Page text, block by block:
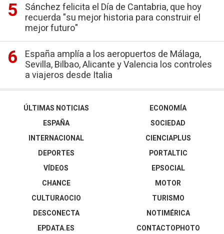
Sánchez felicita el Día de Cantabria, que hoy
recuerda "su mejor historia para construir el
mejor futuro"
España amplía a los aeropuertos de Málaga,
Sevilla, Bilbao, Alicante y Valencia los controles
a viajeros desde Italia
ÚLTIMAS NOTICIAS
ESPAÑA
INTERNACIONAL
DEPORTES
VÍDEOS
ECONOMÍA
SOCIEDAD
CIENCIAPLUS
PORTALTIC
EPSOCIAL
CHANCE
CULTURAOCIO
DESCONECTA
EPDATA.ES
MOTOR
TURISMO
NOTIMÉRICA
CONTACTOPHOTO